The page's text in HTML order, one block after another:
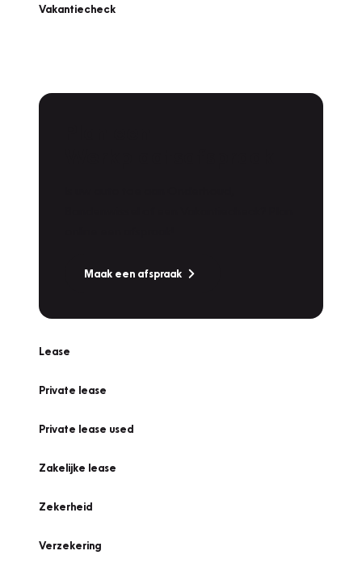
Vakantiecheck
Maak een afspraak
Lease
Private lease
Private lease used
Zakelijke lease
Zekerheid
Verzekering